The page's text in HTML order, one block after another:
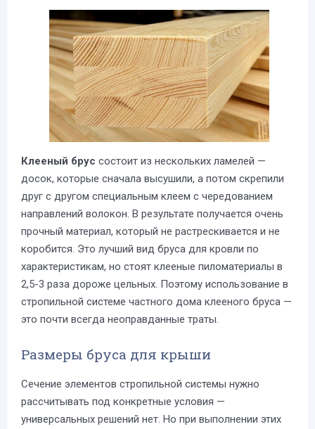
Клееный брус состоит из нескольких ламелей —
досок, которые сначала высушили, а потом скрепили
друг с другом специальным клеем с чередованием
направлений волокон. В результате получается очень
прочный материал, который не растрескивается и не
коробится. Это лучший вид бруса для кровли по
характеристикам, но стоят клееные пиломатериалы в
2,5-3 раза дороже цельных. Поэтому использование в
стропильной системе частного дома клееного бруса —
это почти всегда неоправданные траты.
Размеры бруса для крыши
Сечение элементов стропильной системы нужно
рассчитывать под конкретные условия —
универсальных решений нет. Но при выполнении этих